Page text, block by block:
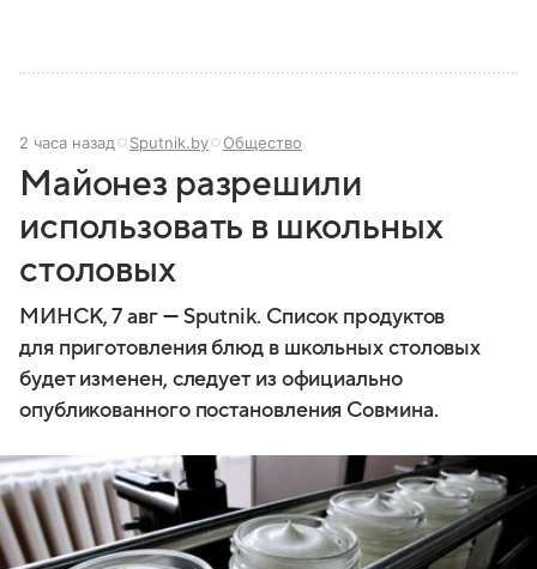
2 часа назад Sputnik.by Общество
Майонез разрешили
использовать в школьных
столовых
МИНСК, 7 авг — Sputnik. Список продуктов
для приготовления блюд в школьных столовых
будет изменен, следует из официально
опубликованного постановления Совмина.